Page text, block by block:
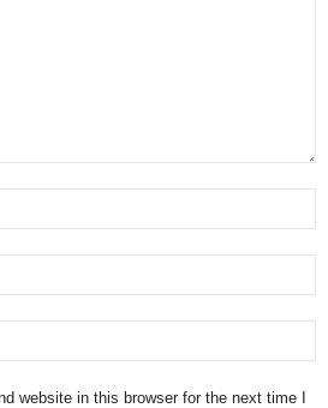
website in this browser for the next time I